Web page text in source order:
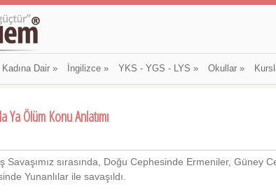
Kadına Dair» İngilizce» YKS - YGS - LYS » Okullar»
Ya Ölüm Konu Anlatımı
Savaşımız sırasında, Doğu Cephe­sinde Ermeniler, Güney
Yunanlılar ile savaşıldı.